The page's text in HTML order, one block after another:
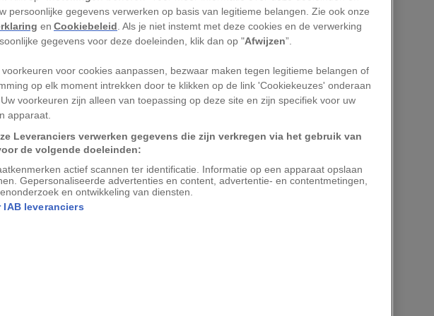
er ooit draken te vinden inSlovenië.
werd geboren, werd zo groot dat de
spleet. De bevolking onderaan de berg
gesteente. Ze hielden halt toen ze
stichtten ze het stadje Tržič.
in het noorden van Slovenië dichtbij
een paradijs voor outdooractiviteiten,
van het dagelijks leven. Dichtbegroeide
bergpaden worden afgewisseld
Van de met fossielen bezaaide
kloof tot de rode daken van het
terug te vinden van de natuurlijke en
persoonlijke gegevens verwerken op basis van legitieme belangen. Zie ook onze
enCookiebeleid . Als je niet instemt met deze cookies en de verwerking
gegevens voor deze doeleinden, klik dan op "Afwijzen”.
voorkeuren voor cookies aanpassen, bezwaar maken tegen legitieme belangen of
op elk moment intrekken door te klikken op de link 'Cookiekeuzes' onderaan
voorkeuren zijn alleen van toepassing op deze site en zijn specifiek voor uw
apparaat.
Leveranciers verwerken gegevens die zijn verkregen via het gebruik van
de volgende doeleinden:
actief scannen ter identificatie. Informatie op een apparaat opslaan
Gepersonaliseerde advertenties en content, advertentie- en contentmetingen,
en ontwikkeling van diensten.
IAB leveranciers